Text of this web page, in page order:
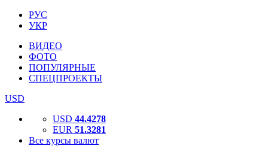
РУС
УКР
ВИДЕО
ФОТО
ПОПУЛЯРНЫЕ
СПЕЦПРОЕКТЫ
USD
USD 44.4278
EUR 51.3281
Все курсы валют